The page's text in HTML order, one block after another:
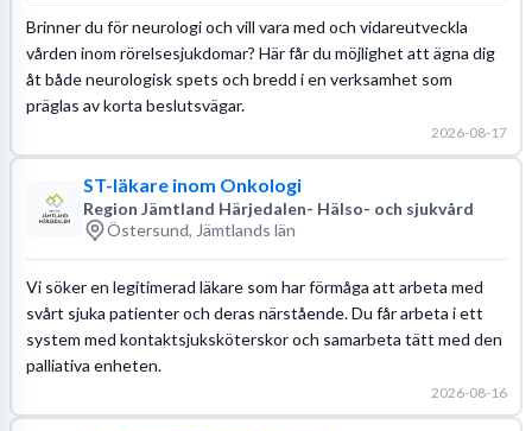
Brinner du för neurologi och vill vara med och vidareutveckla
vården inom rörelsesjukdomar? Här får du möjlighet att ägna dig
åt både neurologisk spets och bredd i en verksamhet som
präglas av korta beslutsvägar.
2026-08-17
ST-läkare inom Onkologi
Region Jämtland Härjedalen- Hälso- och sjukvård
Östersund, Jämtlands län
Vi söker en legitimerad läkare som har förmåga att arbeta med
svårt sjuka patienter och deras närstående. Du får arbeta i ett
system med kontaktsjuksköterskor och samarbeta tätt med den
palliativa enheten.
2026-08-16